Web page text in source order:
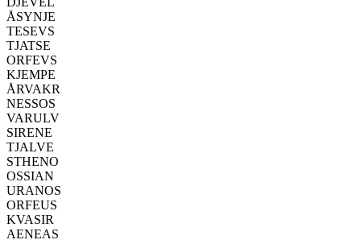
ÅSYNJE
TESEVS
TJATSE
ORFEVS
KJEMPE
ÅRVAKR
NESSOS
VARULV
SIRENE
TJALVE
STHENO
OSSIAN
URANOS
ORFEUS
KVASIR
AENEAS